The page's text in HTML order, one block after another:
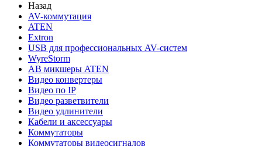
Назад
AV-коммутация
ATEN
Extron
USB для профессиональных AV-систем
WyreStorm
АВ микшеры ATEN
Видео конвертеры
Видео по IP
Видео разветвители
Видео удлинители
Кабели и аксессуары
Коммутаторы
Коммутаторы видеосигналов